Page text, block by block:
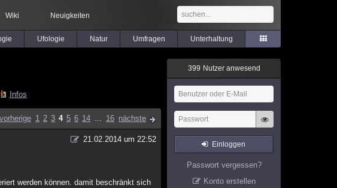
Wiki Neuigkeiten
Ufologie Natur Umfragen Unterhaltung
Infos
vorherige 1 2 3 4 5 6 14 ... 16 nächste
21.02.2014 um 22:52
werden können. damit beschränkt sich
399 Nutzer anwesend
Einloggen
Passwort vergessen?
Konto erstellen